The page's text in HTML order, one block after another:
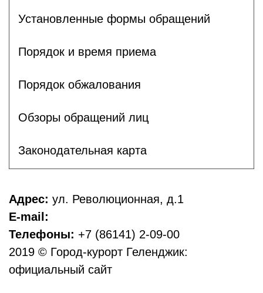
Установленные формы обращений
Порядок и время приема
Порядок обжалования
Обзоры обращений лиц
Законодательная карта
Адрес: ул. Революционная, д.1
E-mail:
Телефоны: +7 (86141) 2-09-00
2019 © Город-курорт Геленджик:
официальный сайт